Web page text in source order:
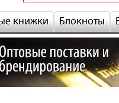
книжки Блокноты